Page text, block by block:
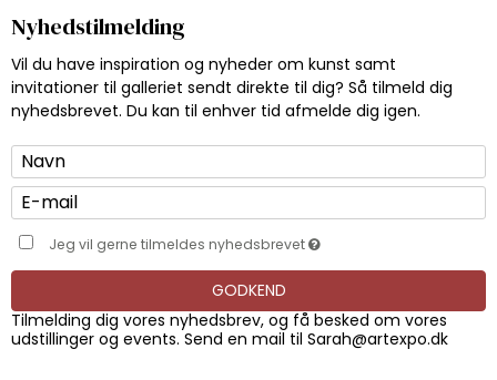
Nyhedstilmelding
Vil du have inspiration og nyheder om kunst samt
invitationer til galleriet sendt direkte til dig? Så tilmeld dig
nyhedsbrevet. Du kan til enhver tid afmelde dig igen.
Jeg vil gerne tilmeldes nyhedsbrevet
GODKEND
Tilmelding dig vores nyhedsbrev, og få besked om vores
udstillinger og events. Send en mail til Sarah@artexpo.dk